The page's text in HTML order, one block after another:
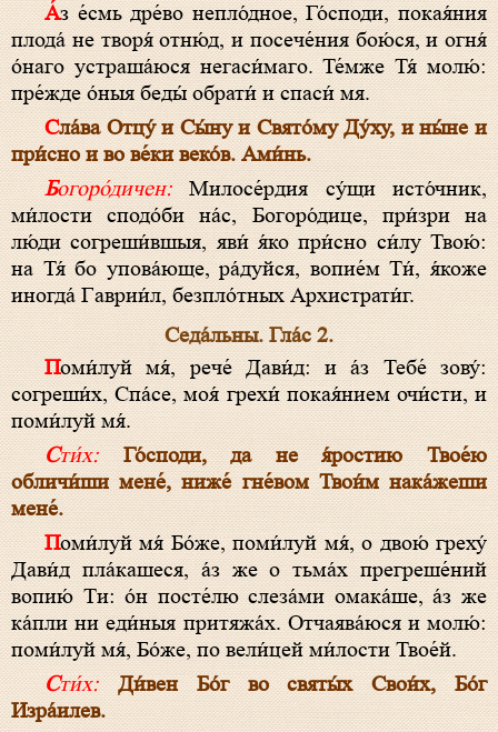
А́з е́смь дре́во непло́дное, Го́споди, покая́ния
плода́ не творя́ отню́д, и посече́ния бою́ся, и огня́
о́наго устраша́юся негаси́маго. Те́мже Тя́ молю́:
пре́жде о́ныя беды́ обрати́ и спаси́ мя.
Сла́ва Отцу́ и Сы́ну и Свято́му Ду́ху, и ны́не и
при́сно и во ве́ки веко́в. Ами́нь.
Богоро́дичен:Милосе́рдия су́щи исто́чник,
ми́лости сподо́би на́с, Богоро́дице, при́зри на
лю́ди согреши́вшыя, яви́ я́ко при́сно си́лу Твою́:
на Тя́ бо упова́юще, ра́дуйся, вопие́м Ти́, я́коже
иногда́ Гаврии́л, безпло́тных Архистрати́г.
Седа́льны. Гла́с 2.
Поми́луй мя́, рече́ Дави́д: и а́з Тебе́ зову́:
согреши́х, Спа́се, моя́ грехи́ покая́нием очи́сти, и
поми́луй мя́.
Сти́х:
Го́споди, да не я́ростию Твое́ю
обличи́ши мене́, ниже́ гне́вом Твои́м нака́жеши
мене́.
Поми́луй мя́ Бо́же, поми́луй мя́, о двою́ греху́
Дави́д пла́кашеся, а́з же о тьма́х прегреше́ний
вопию́ Ти: о́н посте́лю слеза́ми омака́ше, а́з же
ка́пли ни еди́ныя притяжа́х. Отчаява́юся и молю́:
поми́луй мя́, Бо́же, по вели́цей ми́лости Твое́й.
Сти́х:
Ди́вен Бо́г во святы́х Свои́х, Бо́г
Изра́илев.